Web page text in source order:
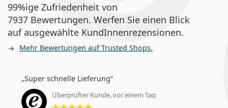
99%ige Zufriedenheit von
7937 Bewertungen. Werfen Sie einen Blick
auf ausgewählte KundInnenrezensionen.
Mehr Bewertungen auf Trusted Shops.
Super schnelle Lieferung
Überprüfter Kunde, vor einem Tag
Bewertung 5 aus 5